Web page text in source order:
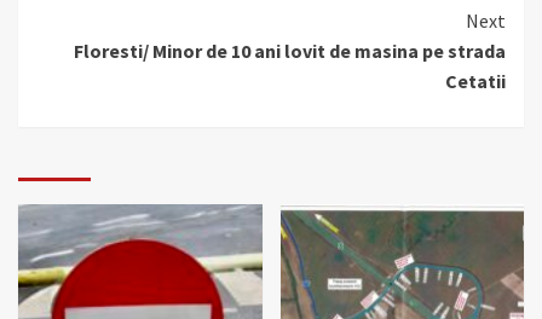
Next
Floresti/ Minor de 10 ani lovit de masina pe strada
Cetatii